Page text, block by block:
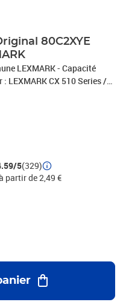
80C2XYE
LEXMARK - Capacité
LEXMARK CX 510 Series /
5(329)
partir de 2,49 €